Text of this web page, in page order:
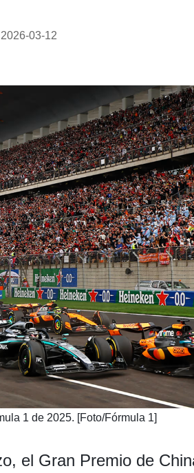
2026-03-12
1 de 2025. [Foto/Fórmula 1]
el Gran Premio de